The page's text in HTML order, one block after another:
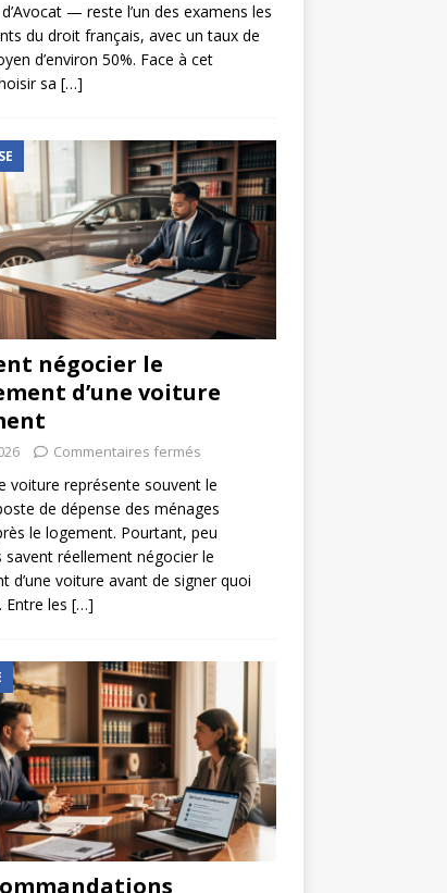
— reste l’un des examens les
du droit français, avec un taux de
d’environ 50%. Face à cet
sa […]
négocier le
d’une voiture
Commentaires fermés
voiture représente souvent le
de dépense des ménages
le logement. Pourtant, peu
savent réellement négocier le
d’une voiture avant de signer quoi
Entre les […]